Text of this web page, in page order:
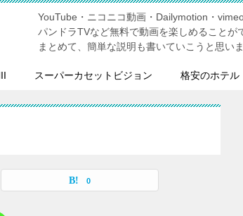
YouTube・ニコニコ動画・Dailymotion・
パンドラTVなど無料で動画を楽しめることが
まとめて、簡単な説明も書いていこうと思いま
スーパーカセットビジョン 格安のホテル
0